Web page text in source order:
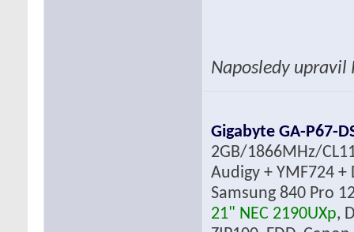
Naposledy upravil
Gigabyte GA-P67-
2GB/1866MHz/
Audigy + YMF724
Samsung 840 Pro
21" NEC 2190UXp,